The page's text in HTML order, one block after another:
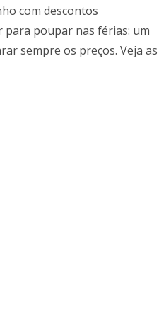
com descontos
para poupar nas férias: um
sempre os preços. Veja as